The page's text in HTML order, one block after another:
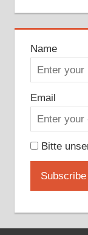
Name
Email
Bitte